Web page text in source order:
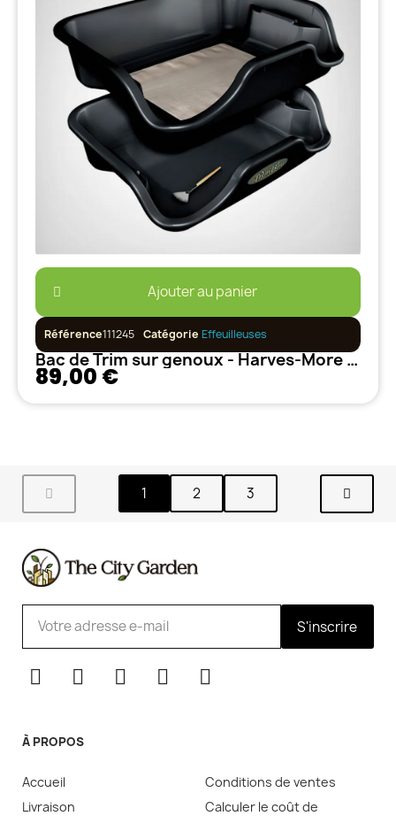
Ajouter au panier
Référence111245 Catégorie Effeuilleuses
Bac de Trim sur genoux - Harves-More TrimBin
89,00 €
1 2 3
S'inscrire
À PROPOS
Accueil
Livraison
Conditions de ventes
Calculer le coût de